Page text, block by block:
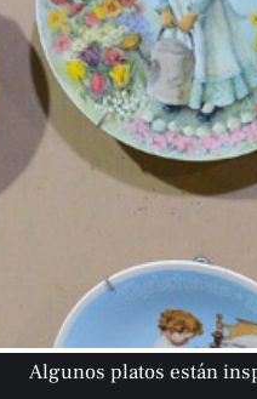
Algunos platos están